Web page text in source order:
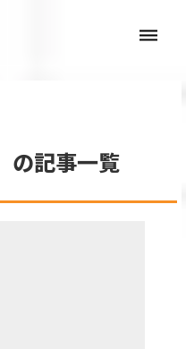
の記事一覧
dehaze